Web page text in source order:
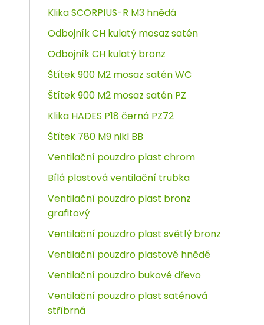
Klika SCORPIUS-R M3 hnědá
Odbojník CH kulatý mosaz satén
Odbojník CH kulatý bronz
Štítek 900 M2 mosaz satén WC
Štítek 900 M2 mosaz satén PZ
Klika HADES P18 černá PZ72
Štítek 780 M9 nikl BB
Ventilační pouzdro plast chrom
Bílá plastová ventilační trubka
Ventilační pouzdro plast bronz
grafitový
Ventilační pouzdro plast světlý bronz
Ventilační pouzdro plastové hnědé
Ventilační pouzdro bukové dřevo
Ventilační pouzdro plast saténová
stříbrná